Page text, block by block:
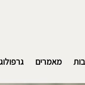
מאמרים